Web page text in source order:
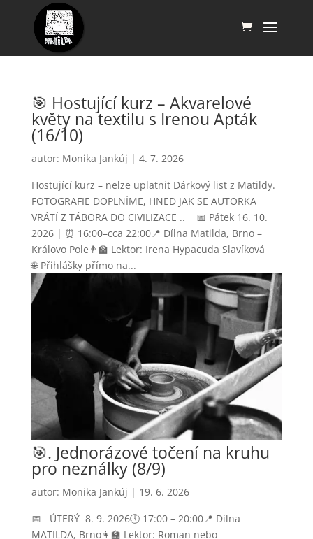
🎯 Hostující kurz – Akvarelové
květy na textilu s Irenou Apták
(16/10)
autor: Monika Jankúj | 4. 7. 2026
Hostující kurz – nelze uplatnit Dárkový list z Matildy.
FOTOGRAFIE DOPLNÍME, HNED JAK SE AUTORKA
VRÁTÍ Z TÁBORA DO CIVILIZACE .. 📅 Pátek 16. 10.
2026 | ⏰ 16:00–cca 22:00📍 Dílna Matilda, Brno –
Královo Pole👨‍🏫 Lektor: Irena Hypacuda Slavíková
🌐 Přihlášky přímo na...
🎯. Jednorázové točení na kruhu
pro neználky (8/9)
autor: Monika Jankúj | 19. 6. 2026
📅 ÚTERÝ 8. 9. 2026🕔 17:00 – 20:00📍 Dílna
MATILDA, Brno👩‍🏫 Lektor: Roman nebo